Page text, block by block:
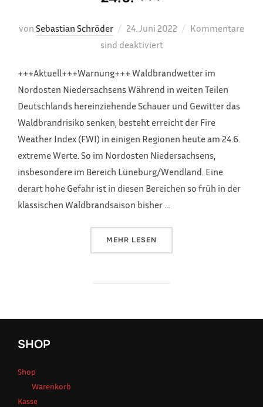
von Sebastian Schröder
Veröffentlicht
am
24. Juni 2022
Kommentare
sind deaktiviert
+++Aktuell+++Warnung+++ Waldbrandwetter im
Nordosten Niedersachsens Während in weiten Teilen
Deutschlands hereinziehende Schauer und Gewitter das
Waldbrandrisiko senken, besteht erreicht der Fire
Weather Index (FWI) in einigen Regionen heute am 24.6.
extreme Werte. So im Nordosten Niedersachsens,
insbesondere im Bereich Lüneburg/Wendland. Eine
derart hohe Gefahr ist in diesen Bereichen so früh in der
klassischen Waldbrandsaison bisher …
MEHR ÜBER „+++
LESEN
SHOP
Shop
Warenkorb
Kasse